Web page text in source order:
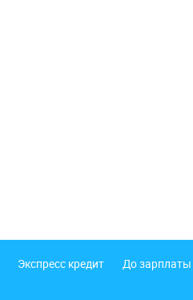
Экспресс кредит До зарплаты